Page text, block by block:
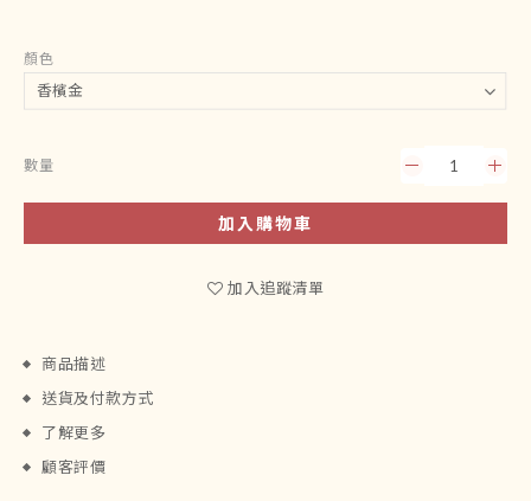
顏色
數量
加入購物車
加入追蹤清單
商品描述
送貨及付款方式
了解更多
顧客評價